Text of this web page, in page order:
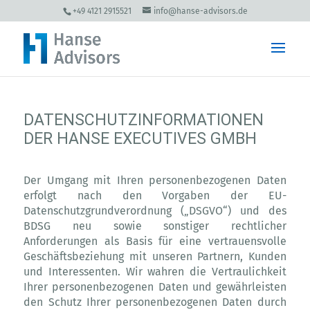
+49 4121 2915521 info@hanse-advisors.de
DATENSCHUTZINFORMATIONEN
DER HANSE EXECUTIVES GMBH
Der Umgang mit Ihren personenbezogenen Daten
erfolgt nach den Vorgaben der EU-
Datenschutzgrundverordnung („DSGVO“) und des
BDSG neu sowie sonstiger rechtlicher
Anforderungen als Basis für eine vertrauensvolle
Geschäftsbeziehung mit unseren Partnern, Kunden
und Interessenten. Wir wahren die Vertraulichkeit
Ihrer personenbezogenen Daten und gewährleisten
den Schutz Ihrer personenbezogenen Daten durch